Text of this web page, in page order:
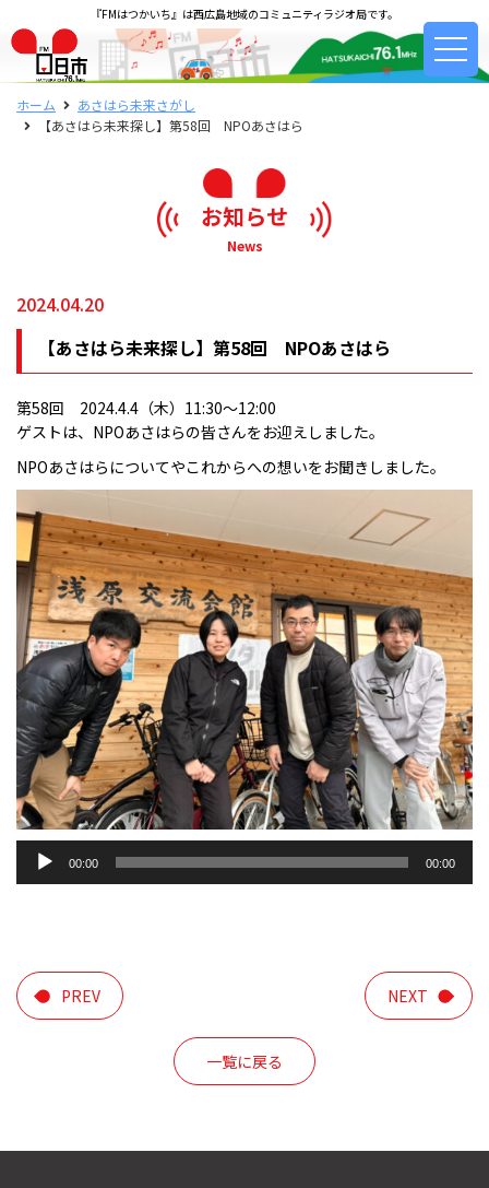
『FMはつかいち』は西広島地域のコミュニティラジオ局です。
ホーム
あさはら未来さがし
【あさはら未来探し】第58回 NPOあさはら
お知らせ
News
2024.04.20
【あさはら未来探し】第58回 NPOあさはら
第58回 2024.4.4（木）11:30〜12:00
ゲストは、NPOあさはらの皆さんをお迎えしました。
NPOあさはらについてやこれからへの想いをお聞きしました。
ヤ
ー
00:00 00:00
PREV
一覧に戻る
NEXT